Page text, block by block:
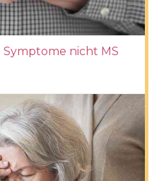
nicht MS